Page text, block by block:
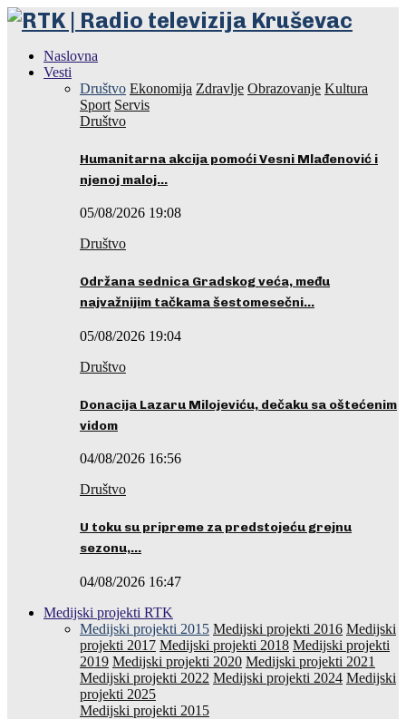
Naslovna
Vesti
Društvo Ekonomija Zdravlje Obrazovanje Kultura
Sport Servis
Društvo
Humanitarna akcija pomoći Vesni Mlađenović i
njenoj maloj…
05/08/2026 19:08
Društvo
Održana sednica Gradskog veća, među
najvažnijim tačkama šestomesečni…
05/08/2026 19:04
Društvo
Donacija Lazaru Milojeviću, dečaku sa oštećenim
vidom
04/08/2026 16:56
Društvo
U toku su pripreme za predstojeću grejnu
sezonu,…
04/08/2026 16:47
Medijski projekti RTK
Medijski projekti 2015 Medijski projekti 2016 Medijski
projekti 2017 Medijski projekti 2018 Medijski projekti
2019 Medijski projekti 2020 Medijski projekti 2021
Medijski projekti 2022 Medijski projekti 2024 Medijski
projekti 2025
Medijski projekti 2015